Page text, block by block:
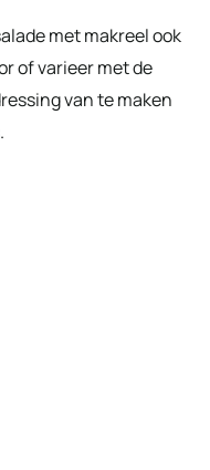
met makreel ook
of varieer met de
van te maken